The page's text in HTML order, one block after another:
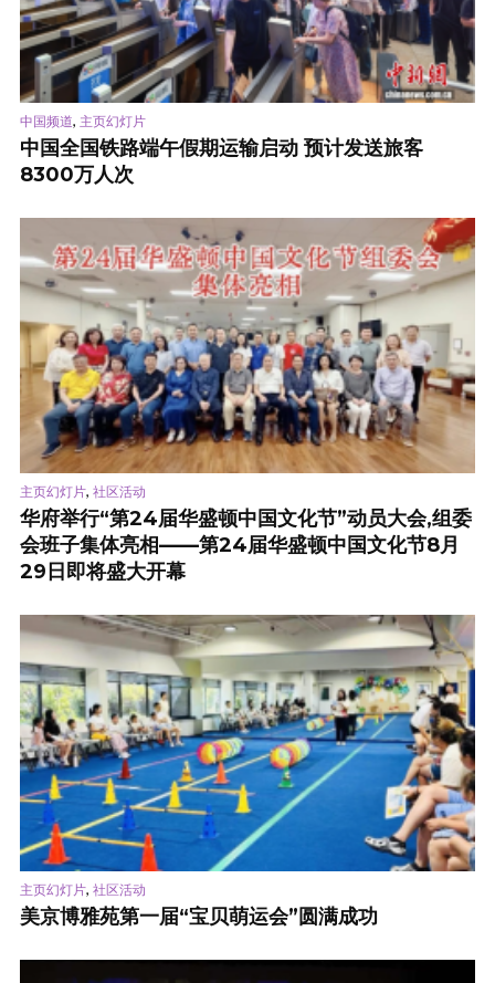
中国频道, 主页幻灯片
中国全国铁路端午假期运输启动 预计发送旅客
8300万人次
主页幻灯片, 社区活动
华府举行“第24届华盛顿中国文化节”动员大会,组委
会班子集体亮相——第24届华盛顿中国文化节8月
29日即将盛大开幕
主页幻灯片, 社区活动
美京博雅苑第一届“宝贝萌运会”圆满成功